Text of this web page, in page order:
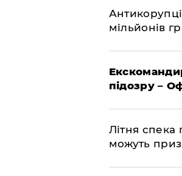
мільйонів
підозру –
Літня спека
можуть